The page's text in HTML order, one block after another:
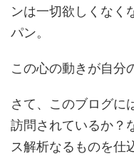
ンは一切欲しくなく
パン。
この心の動きが自分
さて、このブログに
訪問されているか？
ス解析なるものを仕